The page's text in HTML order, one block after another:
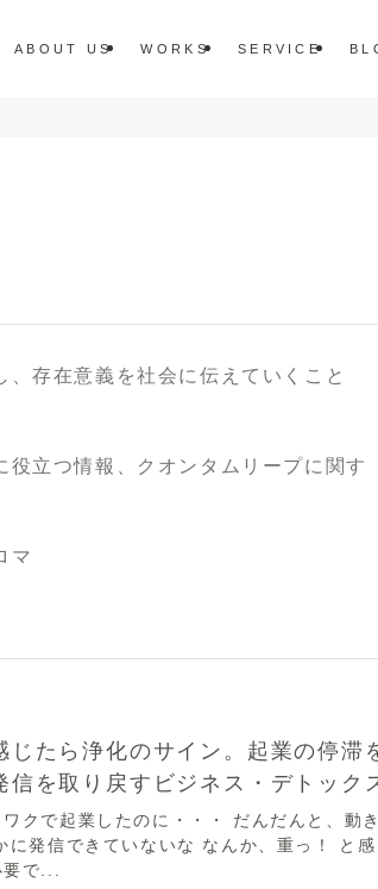
ABOUT US WORKS SERVICE
存在意義を社会に伝えていくこと
立つ情報、クオンタムリープに関す
マ
じたら浄化のサイン。起業の停滞
信を取り戻すビジネス・デトック
クで起業したのに・・・ だんだんと、動
に発信できていないな なんか、重っ！ と感
で...